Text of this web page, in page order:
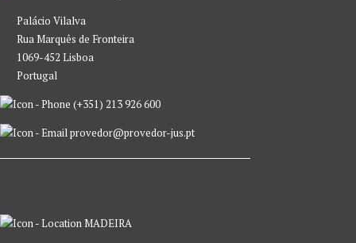
Palácio Vilalva
Rua Marquês de Fronteira
1069-452 Lisboa
Portugal
(+351) 213 926 600
provedor@provedor-jus.pt
MADEIRA